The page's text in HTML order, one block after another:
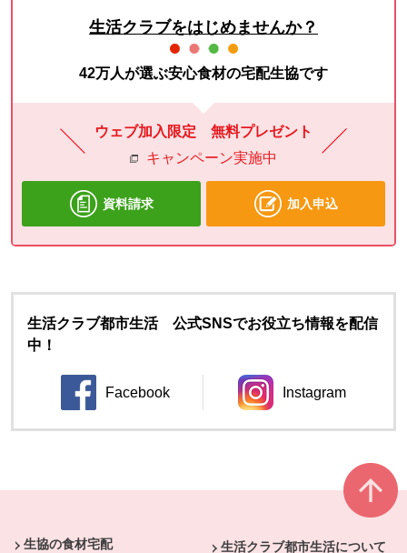
生活クラブをはじめませんか？
42万人が選ぶ安心食材の宅配生協です
ウェブ加入限定 無料プレゼント
キャンペーン実施中
資料請求 加入申込
生活クラブ都市生活 公式SNSでお役立ち情報を配信
中！
Facebook
別のウィンドウで開きます。
Instagram
別のウィンドウ
生協の食材宅配 生活クラブ都市生活について